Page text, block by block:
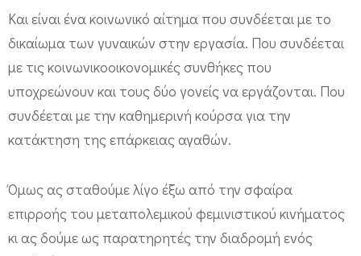
Και είναι ένα κοινωνικό αίτημα που συνδέεται με το
δικαίωμα των γυναικών στην εργασία. Που συνδέεται
με τις κοινωνικοοικονομικές συνθήκες που
υποχρεώνουν και τους δύο γονείς να εργάζονται. Που
συνδέεται με την καθημερινή κούρσα για την
κατάκτηση της επάρκειας αγαθών.
Όμως ας σταθούμε λίγο έξω από την σφαίρα
επιρροής του μεταπολεμικού φεμινιστικού κινήματος
κι ας δούμε ως παρατηρητές την διαδρομή ενός